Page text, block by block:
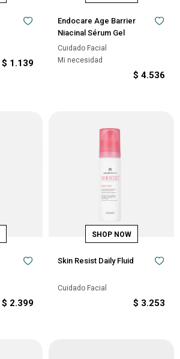
$ 1.139
Endocare Age Barrier
Niacinal Sérum Gel
Cuidado Facial
Mi necesidad
$ 4.536
$ 2.399
Skin Resist Daily Fluid
Cuidado Facial
$ 3.253